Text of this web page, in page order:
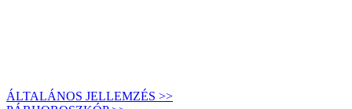
ÁLTALÁNOS JELLEMZÉS >>